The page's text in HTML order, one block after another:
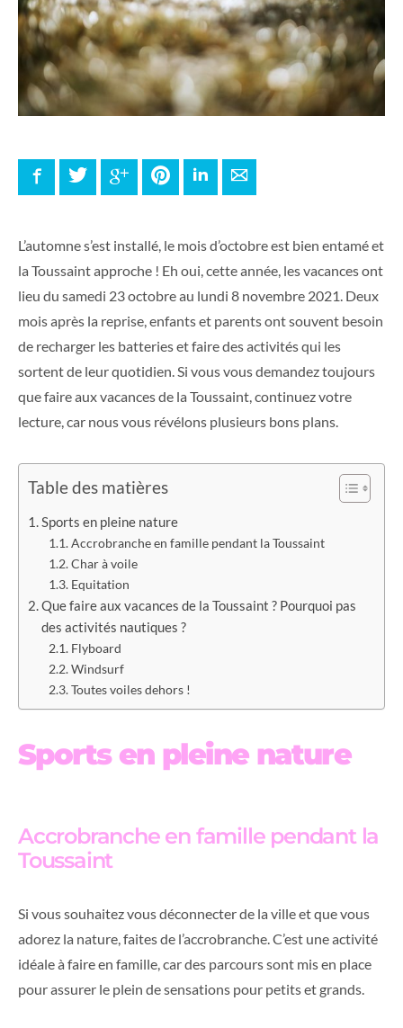
FacebookTwitter Google+ PinterestLinkedInE-mail
L’automne s’est installé, le mois d’octobre est bien entamé et
la Toussaint approche ! Eh oui, cette année, les vacances ont
lieu du samedi 23 octobre au lundi 8 novembre 2021. Deux
mois après la reprise, enfants et parents ont souvent besoin
de recharger les batteries et faire des activités qui les
sortent de leur quotidien. Si vous vous demandez toujours
que faire aux vacances de la Toussaint, continuez votre
lecture, car nous vous révélons plusieurs bons plans.
Table des matières
Sports en pleine nature
Accrobranche en famille pendant la Toussaint
Char à voile
Equitation
Que faire aux vacances de la Toussaint ? Pourquoi pas
des activités nautiques ?
Flyboard
Windsurf
Toutes voiles dehors !
Sports en pleine nature
Accrobranche en famille pendant la
Toussaint
Si vous souhaitez vous déconnecter de la ville et que vous
adorez la nature, faites de l’accrobranche. C’est une activité
idéale à faire en famille, car des parcours sont mis en place
pour assurer le plein de sensations pour petits et grands.